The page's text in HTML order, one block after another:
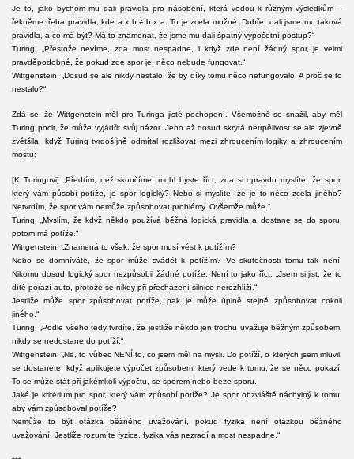
Je to, jako bychom mu dali pravidla pro násobení, která vedou k různým výsledkům –
řekněme třeba pravidla, kde a x b ≠ b x a. To je zcela možné. Dobře, dali jsme mu taková
pravidla, a co má být? Má to znamenat, že jsme mu dali špatný výpočetní postup?“
Turing: „Přestože nevíme, zda most nespadne, i když zde není žádný spor, je velmi
pravděpodobné, že pokud zde spor je, něco nebude fungovat.“
Wittgenstein: „Dosud se ale nikdy nestalo, že by díky tomu něco nefungovalo. A proč se to
nestalo?“
Zdá se, že Wittgenstein měl pro Turinga jisté pochopení. Všemožně se snažil, aby měl
Turing pocit, že může vyjádřit svůj názor. Jeho až dosud skrytá netrpělivost se ale zjevně
zvětšila, když Turing tvrdošíjně odmítal rozlišovat mezi zhroucením logiky a zhroucením
mostu:
[K Turingovi] „Předtím, než skončíme: mohl byste říct, zda si opravdu myslíte, že spor,
který vám působí potíže, je spor logický? Nebo si myslíte, že je to něco zcela jiného?
Netvrdím, že spor vám nemůže způsobovat problémy. Ovšemže může.“
Turing: „Myslím, že když někdo používá běžná logická pravidla a dostane se do sporu,
potom má potíže.“
Wittgenstein: „Znamená to však, že spor musí vést k potížím?
Nebo se domníváte, že spor může svádět k potížím? Ve skutečnosti tomu tak není.
Nikomu dosud logický spor nezpůsobil žádné potíže. Není to jako říct: „Jsem si jist, že to
dítě porazí auto, protože se nikdy při přecházení silnice nerozhlíží.“
Jestliže může spor způsobovat potíže, pak je může úplně stejně způsobovat cokoli
jiného.“
Turing: „Podle všeho tedy tvrdíte, že jestliže někdo jen trochu uvažuje běžným způsobem,
nikdy se nedostane do potíží.“
Wittgenstein: „Ne, to vůbec NENÍ to, co jsem měl na mysli. Do potíží, o kterých jsem mluvil,
se dostanete, když aplikujete výpočet způsobem, který vede k tomu, že se něco pokazí.
To se může stát při jakémkoli výpočtu, se sporem nebo beze sporu.
Jaké je kritérium pro spor, který vám způsobí potíže? Je spor obzvláště náchylný k tomu,
aby vám způsoboval potíže?
Nemůže to být otázka běžného uvažování, pokud fyzika není otázkou běžného
uvažování. Jestliže rozumíte fyzice, fyzika vás nezradí a most nespadne.“